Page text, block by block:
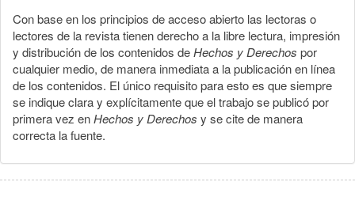
Con base en los principios de acceso abierto las lectoras o
lectores de la revista tienen derecho a la libre lectura, impresión
y distribución de los contenidos deHechos y Derechos por
cualquier medio, de manera inmediata a la publicación en línea
de los contenidos. El único requisito para esto es que siempre
se indique clara y explícitamente que el trabajo se publicó por
primera vez enHechos y Derechos y se cite de manera
correcta la fuente.